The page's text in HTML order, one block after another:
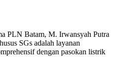
PLN Batam, M. Irwansyah Putra
SGs adalah layanan
dengan pasokan listrik